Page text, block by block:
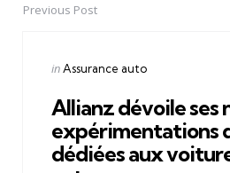
PostPrevious Post
Posted
inAssurance auto
Allianz dévoile ses
expérimentations
dédiées aux